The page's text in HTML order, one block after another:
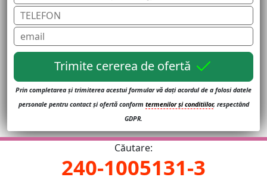
Trimite cererea de ofertă
Prin completarea și trimiterea acestui formular vă dați acordul de a folosi datele
personale pentru contact și ofertă conform termenilor și conditiilor, respectând
GDPR.
Căutare:
240-1005131-3